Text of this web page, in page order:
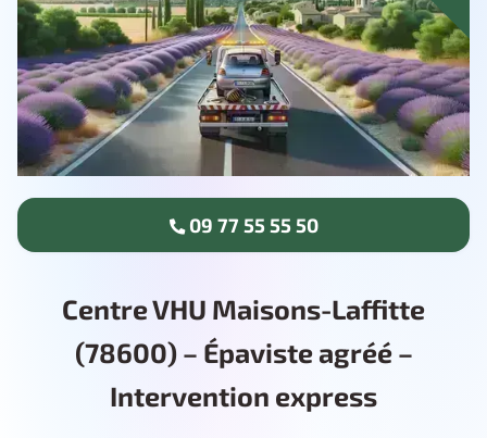
Centre VHU Maisons-Laffitte
(78600) – Épaviste agréé –
Intervention express
09 77 55 55 50